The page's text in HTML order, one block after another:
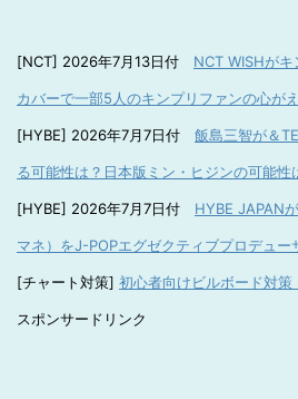
[NCT] 2026年7月13日付 NCT WISHがキ
カバーで一部5人のキンプリファンの心が
[HYBE] 2026年7月7日付 飯島三智が＆
る可能性は？日本版ミン・ヒジンの可能性
[HYBE] 2026年7月7日付 HYBE JAPAN
マネ）をJ-POPエグゼクティブプロデュー
[チャート対策] 初心者向けビルボード対策
スポンサードリンク